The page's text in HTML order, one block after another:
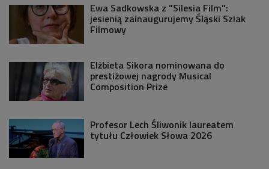
Ewa Sadkowska z "Silesia Film":
jesienią zainaugurujemy Śląski Szlak
Filmowy
Elżbieta Sikora nominowana do
prestiżowej nagrody Musical
Composition Prize
Profesor Lech Śliwonik laureatem
tytułu Człowiek Słowa 2026